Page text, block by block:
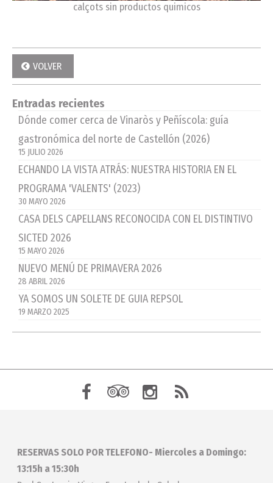
calçots sin productos quimicos
VOLVER
Entradas recientes
Dónde comer cerca de Vinaròs y Peñíscola: guía
gastronómica del norte de Castellón (2026)
15 JULIO 2026
ECHANDO LA VISTA ATRÁS: NUESTRA HISTORIA EN EL
PROGRAMA 'VALENTS' (2023)
30 MAYO 2026
CASA DELS CAPELLANS RECONOCIDA CON EL DISTINTIVO
SICTED 2026
15 MAYO 2026
NUEVO MENÚ DE PRIMAVERA 2026
28 ABRIL 2026
YA SOMOS UN SOLETE DE GUIA REPSOL
19 MARZO 2025
RESERVAS SOLO POR TELEFONO- Miercoles a Domingo:
13:15h a 15:30h